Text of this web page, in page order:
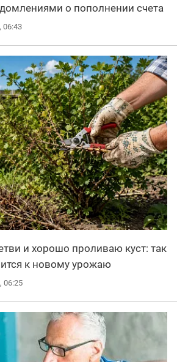
о пополнении счета
06:43
и хорошо проливаю куст: так
к новому урожаю
06:25